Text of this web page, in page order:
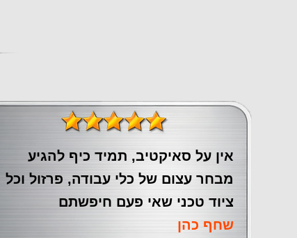
אין על סאיקטיב, תמיד כיף להגיע
מבחר עצום של כלי עבודה, פרזול וכל
ציוד טכני שאי פעם חיפשתם
שחף כהן